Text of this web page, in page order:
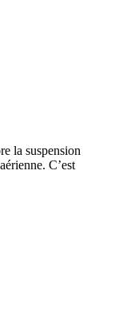
la suspension
C’est